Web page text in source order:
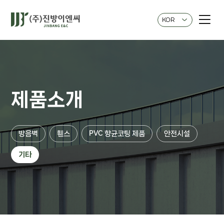
KOR
제품소개
방음벽 휀스 PVC 향균코팅 제품 안전시설
기타